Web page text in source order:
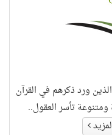
ورد ذكرهم في القرآن
تأسر العقول..